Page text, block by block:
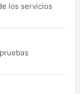
los servicios